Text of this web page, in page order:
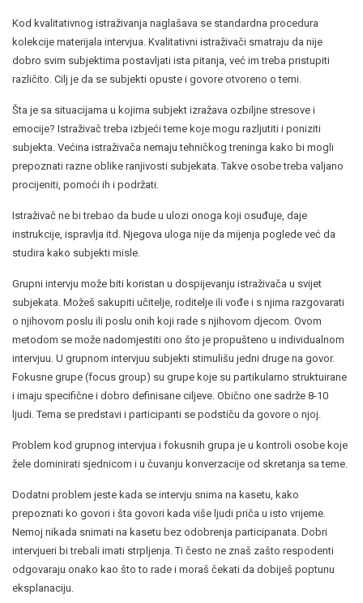
Kod kvalitativnog istraživanja naglašava se standardna procedura
kolekcije materijala intervjua. Kvalitativni istraživači smatraju da nije
dobro svim subjektima postavljati ista pitanja, već im treba pristupiti
različito. Cilj je da se subjekti opuste i govore otvoreno o temi.
Šta je sa situacijama u kojima subjekt izražava ozbiljne stresove i
emocije? Istraživač treba izbjeći teme koje mogu razljutiti i poniziti
subjekta. Većina istraživača nemaju tehničkog treninga kako bi mogli
prepoznati razne oblike ranjivosti subjekata. Takve osobe treba valjano
procijeniti, pomoći ih i podržati.
Istraživač ne bi trebao da bude u ulozi onoga koji osuđuje, daje
instrukcije, ispravlja itd. Njegova uloga nije da mijenja poglede već da
studira kako subjekti misle.
Grupni intervju može biti koristan u dospijevanju istraživača u svijet
subjekata. Možeš sakupiti učitelje, roditelje ili vođe i s njima razgovarati
o njihovom poslu ili poslu onih koji rade s njihovom djecom. Ovom
metodom se može nadomjestiti ono što je propušteno u individualnom
intervjuu. U grupnom intervjuu subjekti stimulišu jedni druge na govor.
Fokusne grupe (focus group) su grupe koje su partikularno struktuirane
i imaju specifične i dobro definisane ciljeve. Obično one sadrže 8-10
ljudi. Tema se predstavi i participanti se podstiču da govore o njoj.
Problem kod grupnog intervjua i fokusnih grupa je u kontroli osobe koje
žele dominirati sjednicom i u čuvanju konverzacije od skretanja sa teme.
Dodatni problem jeste kada se intervju snima na kasetu, kako
prepoznati ko govori i šta govori kada više ljudi priča u isto vrijeme.
Nemoj nikada snimati na kasetu bez odobrenja participanata. Dobri
intervjueri bi trebali imati strpljenja. Ti često ne znaš zašto respodenti
odgovaraju onako kao što to rade i moraš čekati da dobiješ poptunu
eksplanaciju.